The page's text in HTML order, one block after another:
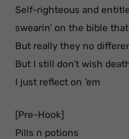
Self-righteous and
swearin’ on the bible
But really they no
But I still don’t wish
I just reflect on ‘em
[Pre-Hook]
Pills n potions